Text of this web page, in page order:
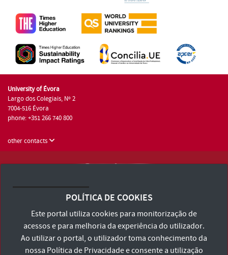
University of Évora
Largo dos Colegiais, Nº 2
7004-516 Évora
phone: +351 266 740 800
other contacts
Terms and Conditions and Privacy Policy
Accessibility Statement
POLÍTICA DE COOKIES
Este portal utiliza cookies para monitorização de
acessos e para melhoria da experiência do utilizador.
Ao utilizar o portal, o utilizador toma conhecimento da
nossa Política de Privacidadee consente a utilização